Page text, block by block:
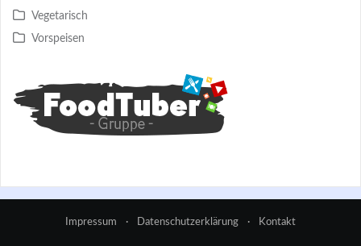
Vegetarisch
Vorspeisen
Impressum · Datenschutzerklärung · Kontakt